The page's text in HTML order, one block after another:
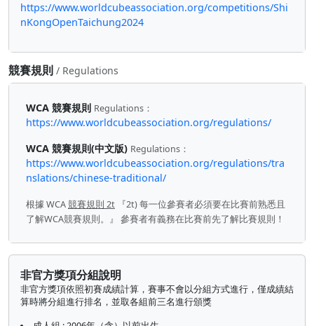
https://www.worldcubeassociation.org/competitions/Shi
nKongOpenTaichung2024
競賽規則 / Regulations
WCA 競賽規則 Regulations：
https://www.worldcubeassociation.org/regulations/
WCA 競賽規則(中文版) Regulations：
https://www.worldcubeassociation.org/regulations/tra
nslations/chinese-traditional/
根據 WCA競賽規則 2t 『2t) 每一位參賽者必須要在比賽前熟悉且
了解WCA競賽規則。』 參賽者有義務在比賽前先了解比賽規則！
非官方獎項分組說明
非官方獎項依照初賽成績計算，賽事不會以分組方式進行，僅成績結
算時將分組進行排名，並取各組前三名進行頒獎